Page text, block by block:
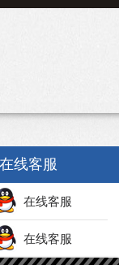
在线客服
在线客服
在线客服